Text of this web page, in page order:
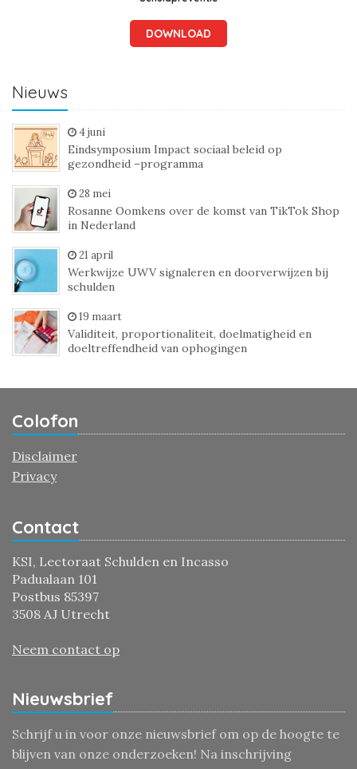
DOWNLOAD
Nieuws
4 juni
Eindsymposium Impact sociaal beleid op
gezondheid –programma
28 mei
Rosanne Oomkens over de komst van TikTok Shop
in Nederland
21 april
Werkwijze UWV signaleren en doorverwijzen bij
schulden
19 maart
Validiteit, proportionaliteit, doelmatigheid en
doeltreffendheid van ophogingen
Colofon
Disclaimer
Privacy
Contact
KSI, Lectoraat Schulden en Incasso
Padualaan 101
Postbus 85397
3508 AJ Utrecht
Neem contact op
Nieuwsbrief
Schrijf u in voor onze nieuwsbrief om op de hoogte te
blijven van onze onderzoeken! Na inschrijving